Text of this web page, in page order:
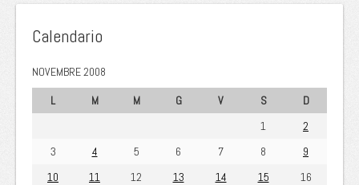
Calendario
NOVEMBRE 2008
L
M M G V S
D
1
2
3
4 5 6 7 8
9
10
11 12 13 14 15
16